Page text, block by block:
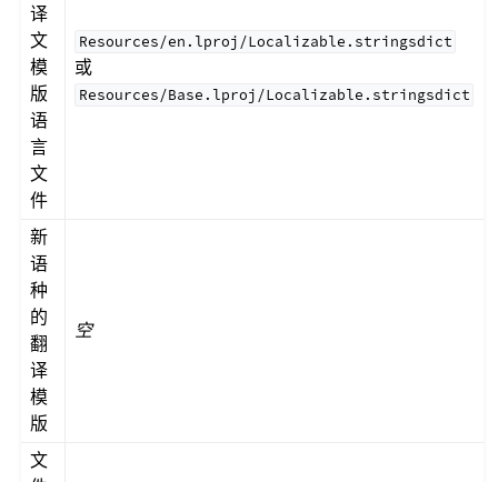
译
文
模
版
语
言
文
件
Resources/en.lproj/Localizable.stringsdict
或
Resources/Base.lproj/Localizable.stringsdict
新
语
种
的
翻
译
模
版
空
文